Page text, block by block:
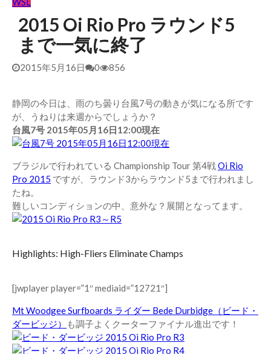
2015 Oi Rio Pro ラウンド5
まで一気に終了
2015年5月16日 0 856
静岡の今日は、雨のち曇り台風7号の動きが気になる所です
が、うねりは来週からでしょうか？
台風7号 2015年05月16日12:00現在
ブラジルで行われている Championship Tour 第4戦Oi Rio
Pro 2015 ですが、ラウンド3からラウンド5まで行われまし
たね。
難しいコンディションの中、意外な？展開となってます。
Highlights: High-Fliers Eliminate Champs
[jwplayer player=”1″ mediaid=”12721″]
Mt Woodgee Surfboards ライダー Bede Durbidge（ビード・
ダービッジ）
も調子よくクーターファイナル進出です！